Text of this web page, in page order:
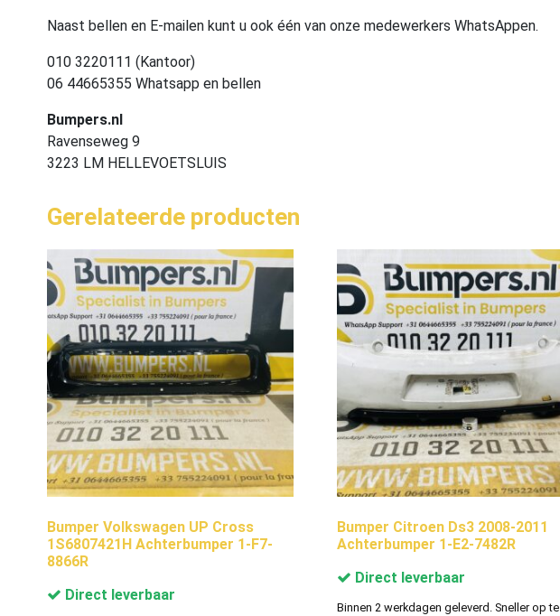
Naast bellen en E-mailen kunt u ook één van onze medewerkers WhatsAppen.
010 3220111 (Kantoor)
06 44665355 Whatsapp en bellen
Bumpers.nl
Ravenseweg 9
3223 LM HELLEVOETSLUIS
Gerelateerde producten
Bumper Volkswagen UP Cross
1S6807421H Achterbumper 1-F7-
8866R
Direct leverbaar
Bumper Citroen Ds3 2008-2011
Achterbumper 1-E2-7482R
Direct leverbaar
Binnen 2 werkdagen geleverd. Sneller op te